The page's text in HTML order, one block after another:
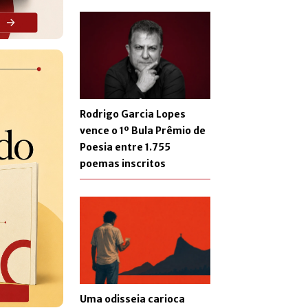
Rodrigo Garcia Lopes
vence o 1º Bula Prêmio de
Poesia entre 1.755
poemas inscritos
Uma odisseia carioca